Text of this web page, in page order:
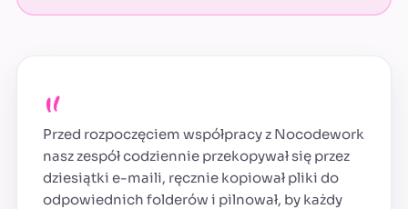
„
Przed rozpoczęciem współpracy z Nocodework
nasz zespół codziennie przekopywał się przez
dziesiątki e-maili, ręcznie kopiował pliki do
odpowiednich folderów i pilnował, by każdy